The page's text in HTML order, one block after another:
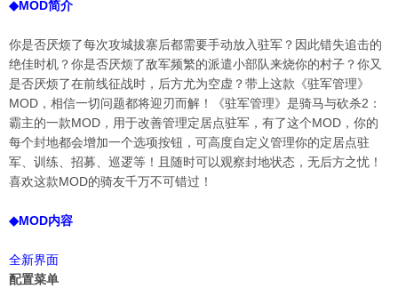
◆MOD简介
你是否厌烦了每次攻城拔寨后都需要手动放入驻军？因此错失追击的
绝佳时机？你是否厌烦了敌军频繁的派遣小部队来烧你的村子？你又
是否厌烦了在前线征战时，后方尤为空虚？带上这款《驻军管理》
MOD，相信一切问题都将迎刃而解！《驻军管理》是骑马与砍杀2：
霸主的一款MOD，用于改善管理定居点驻军，有了这个MOD，你的
每个封地都会增加一个选项按钮，可高度自定义管理你的定居点驻
军、训练、招募、巡逻等！且随时可以观察封地状态，无后方之忧！
喜欢这款MOD的骑友千万不可错过！
◆MOD内容
全新界面
配置菜单